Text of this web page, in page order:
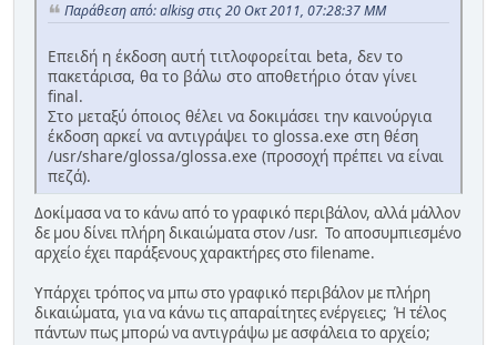
Παράθεση από: alkisg στις 20 Οκτ 2011, 07:28:37 ΜΜ
Επειδή η έκδοση αυτή τιτλοφορείται beta, δεν το
πακετάρισα, θα το βάλω στο αποθετήριο όταν γίνει
final.
Στο μεταξύ όποιος θέλει να δοκιμάσει την καινούργια
έκδοση αρκεί να αντιγράψει το glossa.exe στη θέση
/usr/share/glossa/glossa.exe (προσοχή πρέπει να είναι
πεζά).
Δοκίμασα να το κάνω από το γραφικό περιβάλον, αλλά μάλλον
δε μου δίνει πλήρη δικαιώματα στον /usr. Το αποσυμπιεσμένο
αρχείο έχει παράξενους χαρακτήρες στο filename.
Υπάρχει τρόπος να μπω στο γραφικό περιβάλον με πλήρη
δικαιώματα, για να κάνω τις απαραίτητες ενέργειες; Ή τέλος
πάντων πως μπορώ να αντιγράψω με ασφάλεια το αρχείο;